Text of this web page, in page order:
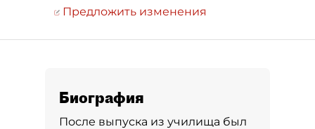
Предложить изменения
Биография
После выпуска из училища был